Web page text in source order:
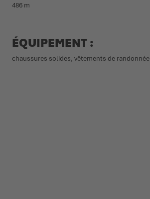
486 m
ÉQUIPEMENT :
chaussures solides, vêtements de randonnée